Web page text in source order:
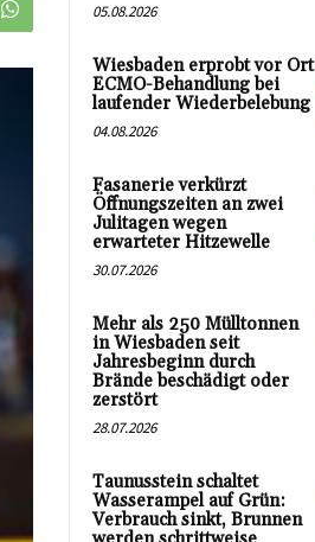
05.08.2026
Wiesbaden erprobt vor Ort
ECMO-Behandlung bei
laufender Wiederbelebung
04.08.2026
Fasanerie verkürzt
Öffnungszeiten an zwei
Julitagen wegen
erwarteter Hitzewelle
30.07.2026
Mehr als 250 Mülltonnen
in Wiesbaden seit
Jahresbeginn durch
Brände beschädigt oder
zerstört
28.07.2026
Taunusstein schaltet
Wasserampel auf Grün:
Verbrauch sinkt, Brunnen